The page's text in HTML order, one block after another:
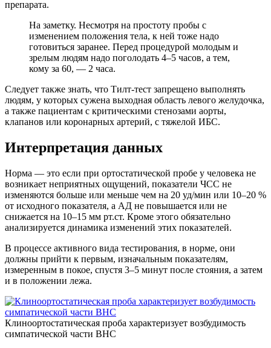
препарата.
На заметку. Несмотря на простоту пробы с
изменением положения тела, к ней тоже надо
готовиться заранее. Перед процедурой молодым и
зрелым людям надо поголодать 4–5 часов, а тем,
кому за 60, — 2 часа.
Следует также знать, что Тилт-тест запрещено выполнять
людям, у которых сужена выходная область левого желудочка,
а также пациентам с критическими стенозами аорты,
клапанов или коронарных артерий, с тяжелой ИБС.
Интерпретация данных
Норма — это если при ортостатической пробе у человека не
возникает неприятных ощущений, показатели ЧСС не
изменяются больше или меньше чем на 20 уд/мин или 10–20 %
от исходного показателя, а АД не повышается или не
снижается на 10–15 мм рт.ст. Кроме этого обязательно
анализируется динамика изменений этих показателей.
В процессе активного вида тестирования, в норме, они
должны прийти к первым, изначальным показателям,
измеренным в покое, спустя 3–5 минут после стояния, а затем
и в положении лежа.
Клиноортостатическая проба характеризует возбудимость
симпатической части ВНС